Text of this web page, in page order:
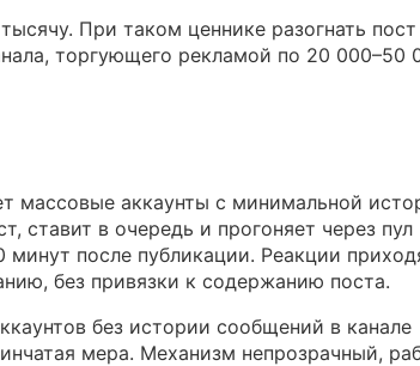
При таком ценнике разогнать
торгующего рекламой по 20 000–50
массовые аккаунты с минимальной
ставит в очередь и прогоняет через пул
после публикации. Реакции
без привязки к содержанию поста.
без истории сообщений в канале
мера. Механизм непрозрачный,